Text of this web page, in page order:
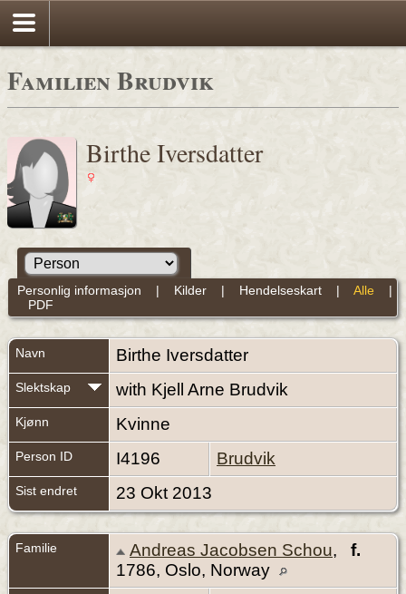
Familien Brudvik
Birthe Iversdatter
Personlig informasjon | Kilder| Hendelseskart| Alle |
PDF
Navn Birthe Iversdatter
Slektskap with Kjell Arne Brudvik
Kjønn Kvinne
Person ID I4196 Brudvik
Sist endret 23 Okt 2013
Familie Andreas Jacobsen Schou, f.
1786, Oslo, Norway